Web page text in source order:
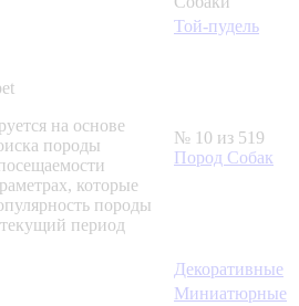
Той-пудель
на основе
породы
которые
породы
период
№ 10 из 519
Пород Собак
Декоративные
Миниатюрные